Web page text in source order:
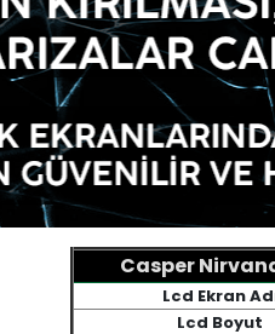
Casper
Lcd Ekran
Lcd Boyut